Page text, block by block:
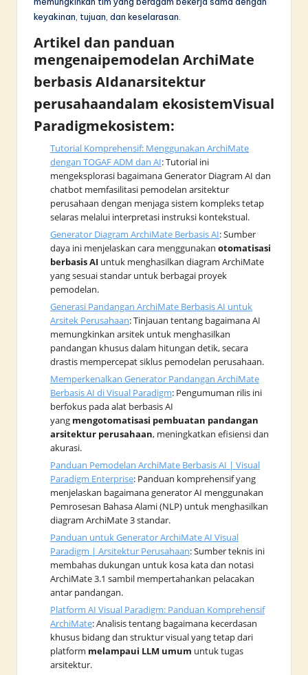
keyakinan, tujuan, dan keselarasan.
Artikel dan panduan
mengenaipemodelan ArchiMate
berbasis AIdanarsitektur
perusahaandalam ekosistemVisual
Paradigmekosistem:
Tutorial Komprehensif: Menggunakan ArchiMate
dengan TOGAF ADM dan AI: Tutorial ini
mengeksplorasi bagaimana Generator Diagram AI dan
chatbot memfasilitasi pemodelan arsitektur
perusahaan dengan menjaga sistem kompleks tetap
selaras melalui interpretasi instruksi kontekstual.
Generator Diagram ArchiMate Berbasis AI: Sumber
daya ini menjelaskan cara menggunakan otomatisasi
berbasis AI untuk menghasilkan diagram ArchiMate
yang sesuai standar untuk berbagai proyek
pemodelan.
Generasi Pandangan ArchiMate Berbasis AI untuk
Arsitek Perusahaan: Tinjauan tentang bagaimana AI
memungkinkan arsitek untuk menghasilkan
pandangan khusus dalam hitungan detik, secara
drastis mempercepat siklus pemodelan perusahaan.
Memperkenalkan Generator Pandangan ArchiMate
Berbasis AI di Visual Paradigm: Pengumuman rilis ini
berfokus pada alat berbasis AI
yang mengotomatisasi pembuatan pandangan
arsitektur perusahaan, meningkatkan efisiensi dan
akurasi.
Panduan Pemodelan ArchiMate Berbasis AI | Visual
Paradigm Enterprise: Panduan komprehensif yang
menjelaskan bagaimana generator AI menggunakan
Pemrosesan Bahasa Alami (NLP) untuk menghasilkan
diagram ArchiMate 3 standar.
Panduan untuk Generator ArchiMate AI Visual
Paradigm | Arsitektur Perusahaan: Sumber teknis ini
membahas dukungan untuk kosa kata dan notasi
ArchiMate 3.1 sambil mempertahankan pelacakan
antar pandangan.
Platform AI Visual Paradigm: Panduan Komprehensif
ArchiMate: Analisis tentang bagaimana kecerdasan
khusus bidang dan struktur visual yang tetap dari
platform melampaui LLM umum untuk tugas
arsitektur.